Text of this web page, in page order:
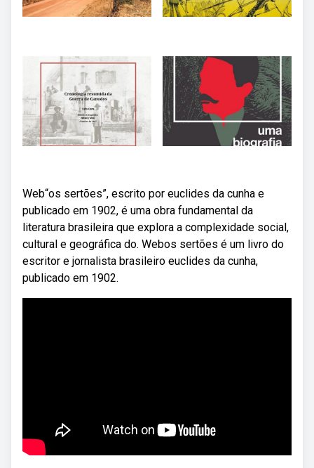
Web“os sertões”, escrito por euclides da cunha e
publicado em 1902, é uma obra fundamental da
literatura brasileira que explora a complexidade social,
cultural e geográfica do. Webos sertões é um livro do
escritor e jornalista brasileiro euclides da cunha,
publicado em 1902.